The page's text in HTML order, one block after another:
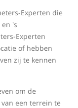
Experten die
's
Experten
of hebben
zij te kennen
om de
een terrein te